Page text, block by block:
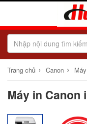
Trang chủ › Canon ›
Máy in Canon